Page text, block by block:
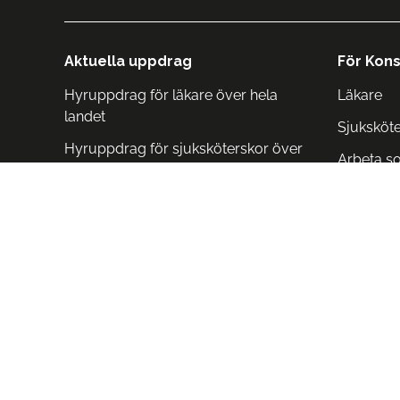
Aktuella uppdrag
Hyruppdrag för läkare över hela
landet
Hyruppdrag för sjuksköterskor över
För
Läkare
Arbeta